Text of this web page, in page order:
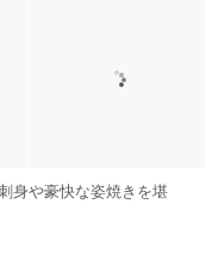
身や豪快な姿焼きを堪